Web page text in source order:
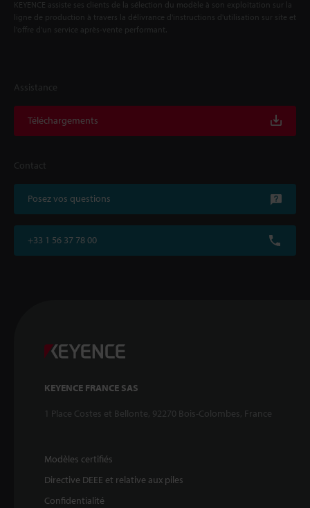
KEYENCE assiste ses clients de la sélection du modèle à son exploitation sur la
ligne de production à travers la délivrance d'instructions d'utilisation sur site et
l'offre d'un service après-vente performant.
Assistance
Téléchargements
Contact
Posez vos questions
+33 1 56 37 78 00
KEYENCE FRANCE SAS
1 Place Costes et Bellonte, 92270 Bois-Colombes, France
Modèles certifiés
Directive DEEE et relative aux piles
Confidentialité